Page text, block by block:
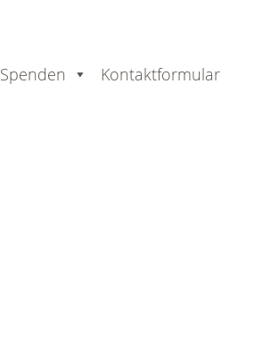
Spenden Kontaktformular